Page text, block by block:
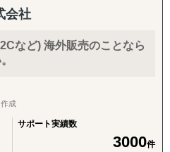
に展開することを得意として
い
を作りたい
したい
会社
など) 海外販売のことなら
成
サポート実績数
3000件